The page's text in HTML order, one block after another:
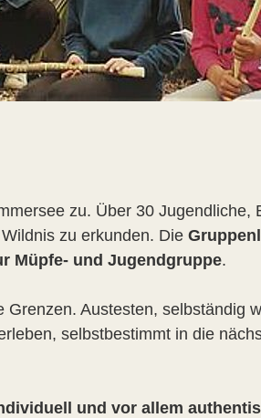
zu. Über 30 Jugendliche,
zu erkunden. Die
Müpfe- und Jugendgruppe.
Austesten, selbständig
selbstbestimmt in die
und vor allem